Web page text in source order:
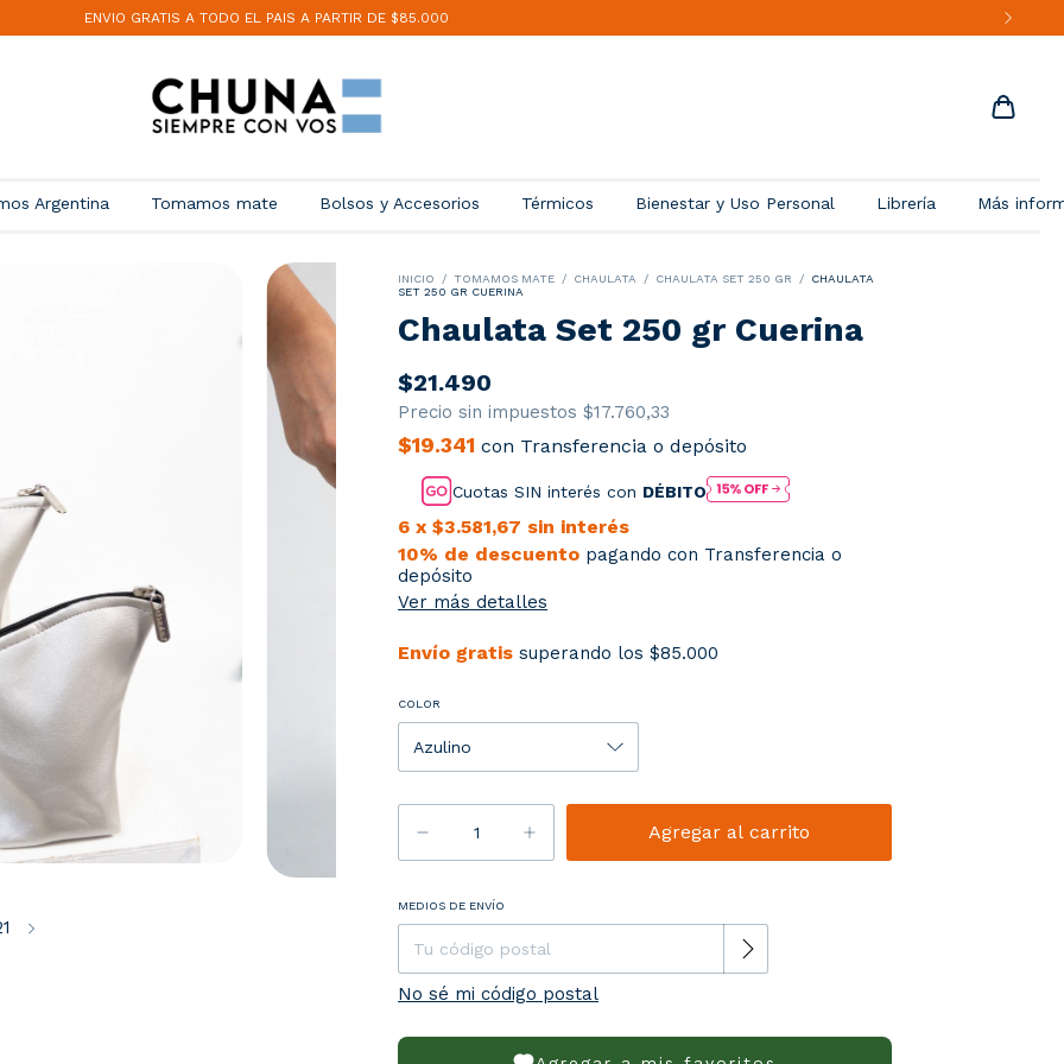
ENVIO GRATIS A TODO EL PAIS A PARTIR DE $85.000
Argentina Tomamos mate Bolsos y Accesorios Térmicos Bienestar y Uso Personal Librería Más
INICIO / TOMAMOS MATE / CHAULATA / CHAULATA SET 250 GR /
CHAULATA
SET 250 GR CUERINA
Chaulata Set 250 gr Cuerina
$21.490
Precio sin impuestos$17.760,33
$19.341con Transferencia o depósito
Cuotas SIN interés con DÉBITO
6 x$3.581,67 sin interés
10% de descuento pagando con Transferencia o
depósito
Ver más detalles
Envío gratis superando los$85.000
COLOR
Entregas para el CP:
MEDIOS DE ENVÍO
No sé mi código postal